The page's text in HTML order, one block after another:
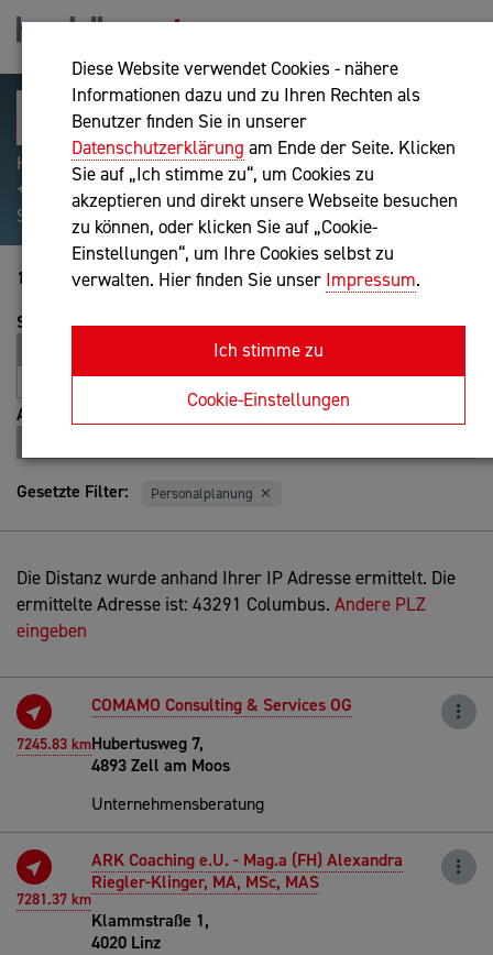
Diese Website verwendet Cookies - nähere
Informationen dazu und zu Ihren Rechten als
Benutzer finden Sie in unserer
Datenschutzerklärung am Ende der Seite. Klicken
Sie auf „Ich stimme zu“, um Cookies zu
akzeptieren und direkt unsere Webseite besuchen
zu können, oder klicken Sie auf „Cookie-
Einstellungen“, um Ihre Cookies selbst zu
verwalten. Hier finden Sie unser Impressum.
Ich stimme zu
Cookie-Einstellungen
Hilfreiche Suchparameter: Begriff einschließen:
+webshop, Begriff ausschließen: -webshop, Exakter
Suchbegriff: "internet of things"
1-20 von 83
Sortierung
Entfernung
A-Z
Z-A
Ansicht
Gesetzte Filter: Personalplanung
Die Distanz wurde anhand Ihrer IP Adresse ermittelt. Die
ermittelte Adresse ist: 43291 Columbus. Andere PLZ
eingeben
7245.83 km
COMAMO Consulting & Services OG
Hubertusweg 7,
4893 Zell am Moos
Unternehmensberatung
7281.37 km
ARK Coaching e.U. - Mag.a (FH) Alexandra
Riegler-Klinger, MA, MSc, MAS
Klammstraße 1,
4020 Linz